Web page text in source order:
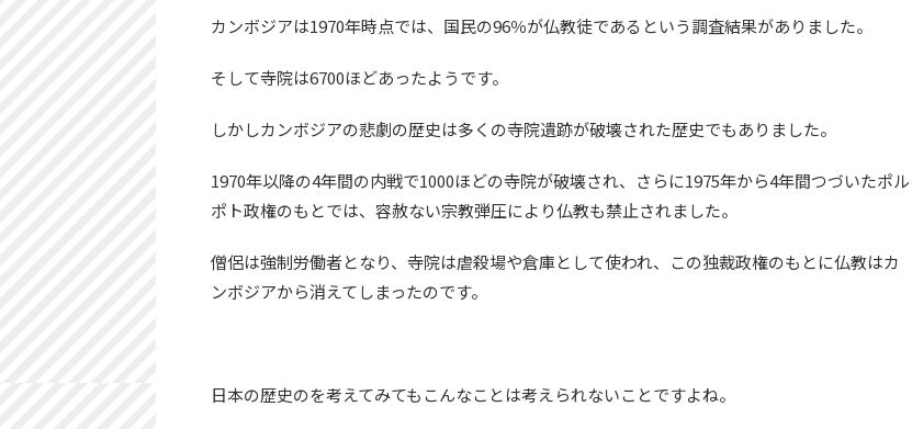
カンボジアは1970年時点では、国民の96％が仏教徒であるという調査結果がありました。
そして寺院は6700ほどあったようです。
しかしカンボジアの悲劇の歴史は多くの寺院遺跡が破壊された歴史でもありました。
1970年以降の4年間の内戦で1000ほどの寺院が破壊され、さらに1975年から4年間つづいたポル
ポト政権のもとでは、容赦ない宗教弾圧により仏教も禁止されました。
僧侶は強制労働者となり、寺院は虐殺場や倉庫として使われ、この独裁政権のもとに仏教はカ
ンボジアから消えてしまったのです。
日本の歴史のを考えてみてもこんなことは考えられないことですよね。